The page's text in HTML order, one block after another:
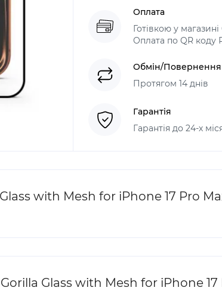
Оплата
Готівкою у
Оплата по QR коду
Обмін/Повернення
Протягом 14 днів
Гарантія
Гарантія до 24-х
with Mesh for iPhone 17 Pro
Glass with Mesh for iPhone